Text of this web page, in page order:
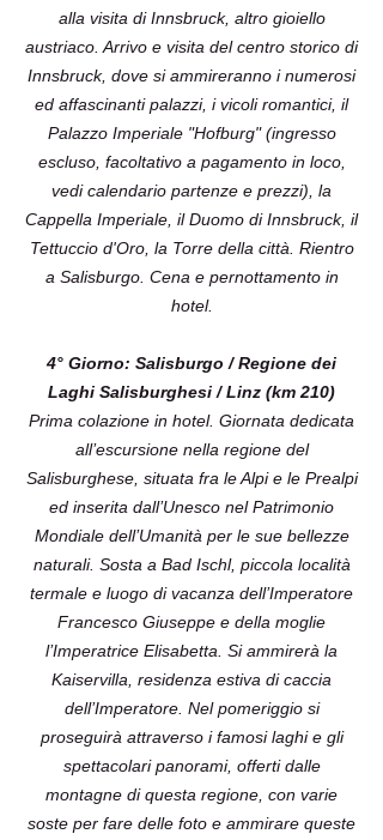
alla visita di Innsbruck, altro gioiello
austriaco. Arrivo e visita del centro storico di
Innsbruck, dove si ammireranno i numerosi
ed affascinanti palazzi, i vicoli romantici, il
Palazzo Imperiale "Hofburg" (ingresso
escluso, facoltativo a pagamento in loco,
vedi calendario partenze e prezzi), la
Cappella Imperiale, il Duomo di Innsbruck, il
Tettuccio d'Oro, la Torre della città. Rientro
a Salisburgo. Cena e pernottamento in
hotel.
4° Giorno: Salisburgo / Regione dei
Laghi Salisburghesi / Linz (km 210)
Prima colazione in hotel. Giornata dedicata
all’escursione nella regione del
Salisburghese, situata fra le Alpi e le Prealpi
ed inserita dall’Unesco nel Patrimonio
Mondiale dell’Umanità per le sue bellezze
naturali. Sosta a Bad Ischl, piccola località
termale e luogo di vacanza dell’Imperatore
Francesco Giuseppe e della moglie
l’Imperatrice Elisabetta. Si ammirerà la
Kaiservilla, residenza estiva di caccia
dell’Imperatore. Nel pomeriggio si
proseguirà attraverso i famosi laghi e gli
spettacolari panorami, offerti dalle
montagne di questa regione, con varie
soste per fare delle foto e ammirare queste